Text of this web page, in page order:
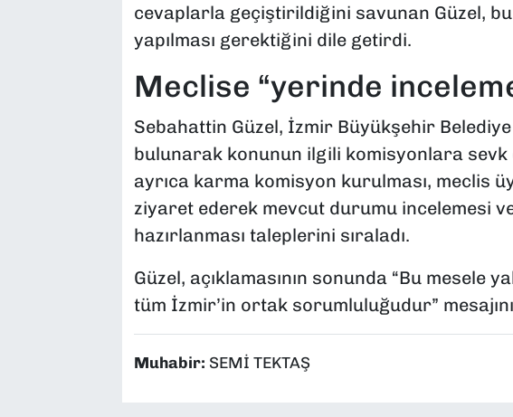
cevaplarla geçiştirildiğini savunan Güzel, bu
yapılması gerektiğini dile getirdi.
Meclise “yerinde
Sebahattin Güzel, İzmir Büyükşehir
bulunarak konunun ilgili komisyonlara sevk
ayrıca karma komisyon kurulması, meclis
ziyaret ederek mevcut durumu incelemesi
hazırlanması taleplerini sıraladı.
Güzel, açıklamasının sonunda “Bu mesele
tüm İzmir’in ortak sorumluluğudur”
Muhabir: SEMİ TEKTAŞ